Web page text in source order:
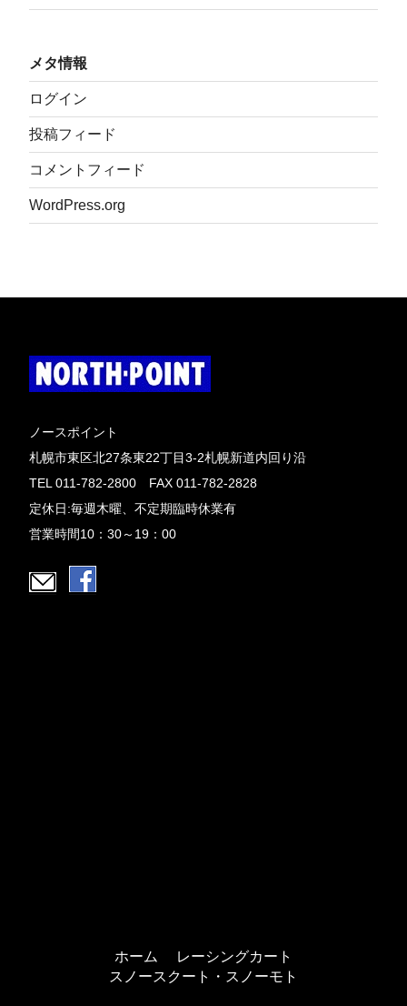
メタ情報
ログイン
投稿フィード
コメントフィード
WordPress.org
ノースポイント
札幌市東区北27条東22丁目3-2札幌新道内回り沿
TEL 011-782-2800 FAX 011-782-2828
定休日:毎週木曜、不定期臨時休業有
営業時間10：30～19：00
ホーム
レーシングカート
スノースクート・スノーモト